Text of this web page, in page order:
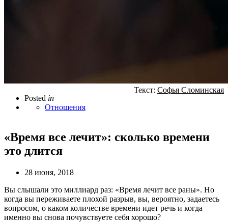
Posted in
Отношения
Текст: Софья Сломинская
«Время все лечит»: сколько времени
это длится
28 июня, 2018
Вы слышали это миллиард раз: «Время лечит все раны». Но
когда вы переживаете плохой разрыв, вы, вероятно, задаетесь
вопросом, о каком количестве времени идет речь и когда
именно вы снова почувствуете себя хорошо?